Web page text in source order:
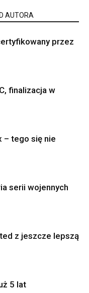
AUTORA
przez
finalizacja w
– tego się nie
serii wojennych
z jeszcze lepszą
5 lat